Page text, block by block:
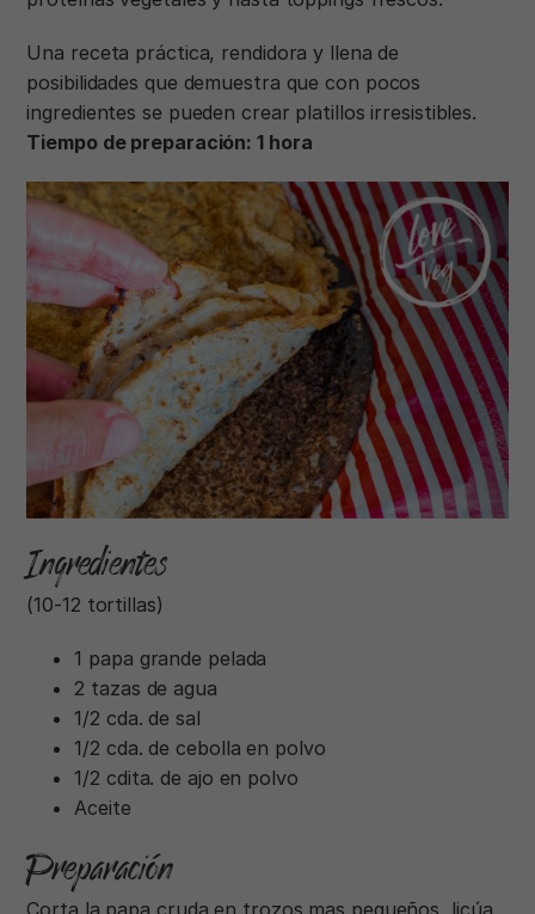
Una receta práctica, rendidora y llena de
posibilidades que demuestra que con pocos
ingredientes se pueden crear platillos irresistibles.
Tiempo de preparación: 1 hora
Ingredientes
(10-12 tortillas)
1 papa grande pelada
2 tazas de agua
1/2 cda. de sal
1/2 cda. de cebolla en polvo
1/2 cdita. de ajo en polvo
Aceite
Preparación
Corta la papa cruda en trozos mas pequeños, licúa